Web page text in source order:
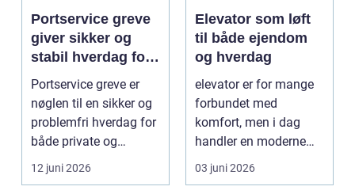
Portservice greve
giver sikker og
stabil hverdag for
porte
Portservice greve er
nøglen til en sikker og
problemfri hverdag for
både private og
virksomheder, de...
12 juni 2026
Elevator som løft
til både ejendom
og hverdag
elevator er for mange
forbundet med
komfort, men i dag
handler en moderne
elevator lige så meg...
03 juni 2026